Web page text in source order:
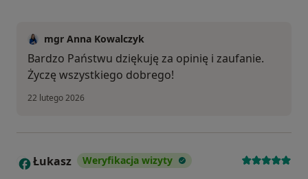
mgr Anna Kowalczyk
Bardzo Państwu dziękuję za opinię i zaufanie.
Życzę wszystkiego dobrego!
22 lutego 2026
Ł Łukasz Weryfikacja wizyty